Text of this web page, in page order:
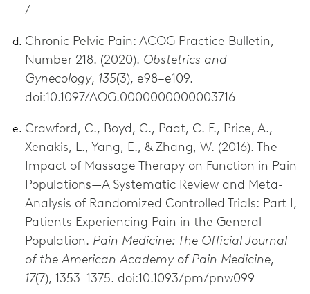
/
Chronic Pelvic Pain: ACOG Practice Bulletin,
Number 218. (2020). Obstetrics and
Gynecology, 135(3), e98–e109.
doi:10.1097/AOG.0000000000003716
Crawford, C., Boyd, C., Paat, C. F., Price, A.,
Xenakis, L., Yang, E., & Zhang, W. (2016). The
Impact of Massage Therapy on Function in Pain
Populations—A Systematic Review and Meta-
Analysis of Randomized Controlled Trials: Part I,
Patients Experiencing Pain in the General
Population. Pain Medicine: The Official Journal
of the American Academy of Pain Medicine,
17(7), 1353–1375. doi:10.1093/pm/pnw099